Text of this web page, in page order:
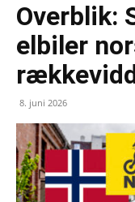
Overblik:
elbiler
8. juni 2026